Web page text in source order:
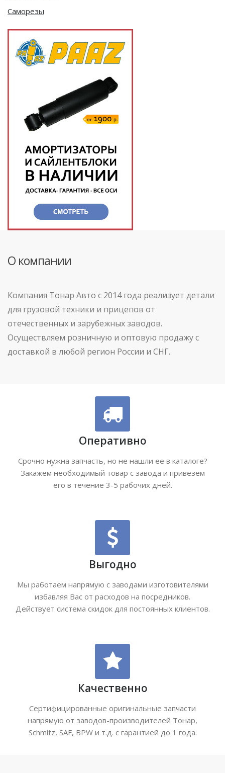
Саморезы
О компании
Компания Тонар Авто с 2014 года реализует детали
для грузовой техники и прицепов от
отечественных и зарубежных заводов.
Осуществляем розничную и оптовую продажу с
доставкой в любой регион России и СНГ.
Оперативно
Срочно нужна запчасть, но не нашли ее в каталоге?
Закажем необходимый товар с завода и привезем
его в течение 3-5 рабочих дней.
Выгодно
Мы работаем напрямую с заводами изготовителями
избавляя Вас от расходов на посредников.
Действует система скидок для постоянных клиентов.
Качественно
Сертифицированные оригинальные запчасти
напрямую от заводов-производителей Тонар,
Schmitz, SAF, BPW и т.д. с гарантией до 1 года.